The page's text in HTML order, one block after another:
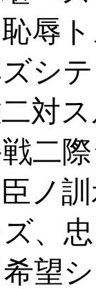
辱
シ
対
二
ノ
、
望